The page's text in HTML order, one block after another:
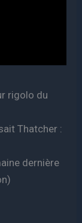
rigolo du
Thatcher :
dernière